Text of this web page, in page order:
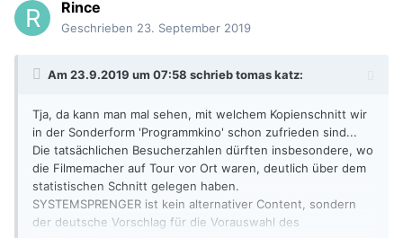
Rince
Geschrieben 23. September 2019
Am 23.9.2019 um 07:58 schriebtomas katz:
Tja, da kann man mal sehen, mit welchem Kopienschnitt wir
in der Sonderform 'Programmkino' schon zufrieden sind...
Die tatsächlichen Besucherzahlen dürften insbesondere, wo
die Filmemacher auf Tour vor Ort waren, deutlich über dem
statistischen Schnitt gelegen haben.
SYSTEMSPRENGER ist kein alternativer Content, sondern
der deutsche Vorschlag für die Vorauswahl des